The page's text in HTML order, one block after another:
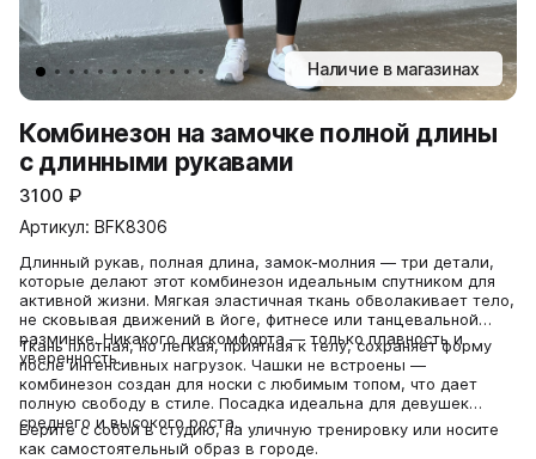
Наличие в магазинах
Комбинезон на замочке полной длины
с длинными рукавами
3100 ₽
Артикул: BFK8306
Длинный рукав, полная длина, замок-молния — три детали,
которые делают этот комбинезон идеальным спутником для
активной жизни. Мягкая эластичная ткань обволакивает тело,
не сковывая движений в йоге, фитнесе или танцевальной
разминке. Никакого дискомфорта — только плавность и
уверенность.
Ткань плотная, но легкая, приятная к телу, сохраняет форму
после интенсивных нагрузок. Чашки не встроены —
комбинезон создан для носки с любимым топом, что дает
полную свободу в стиле. Посадка идеальна для девушек
среднего и высокого роста.
Берите с собой в студию, на уличную тренировку или носите
как самостоятельный образ в городе.